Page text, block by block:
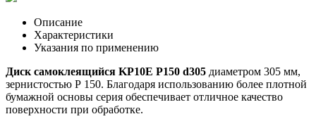
Описание
Характеристики
Указания по применению
Диск самоклеящийся KP10E P150 d305 диаметром 305 мм,
зернистостью Р 150. Благодаря использованию более плотной
бумажной основы серия обеспечивает отличное качество
поверхности при обработке.